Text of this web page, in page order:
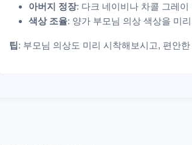
아버지 정장: 다크 네이비나 차콜 그레이
색상 조율: 양가 부모님 의상 색상을 미
팁 : 부모님 의상도 미리 시착해보시고, 편안